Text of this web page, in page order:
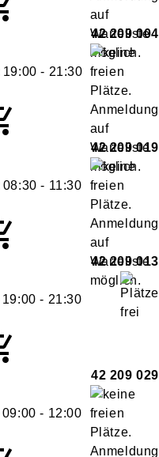
42 209 004
19:00 - 21:30
42 209 019
08:30 - 11:30
42 209 013
19:00 - 21:30
42 209 029
09:00 - 12:00